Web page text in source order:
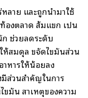
ลาย และถูกนำมาใช้
องตลาด ส้มแขก เป็น
ช่วยลดระดับ
ห้สมดุล ขจัดไขมันส่วน
าหารให้น้อยลง
มีส่วนสำคัญในการ
มัน สาเหตุของความ